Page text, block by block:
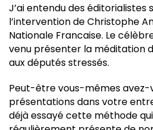
J’ai entendu des éditorialistes
l’intervention de Christophe
Nationale Francaise. Le
venu présenter la méditation
aux députés stressés.
Peut-être vous-mêmes avez-
présentations dans votre
déjà essayé cette méthode